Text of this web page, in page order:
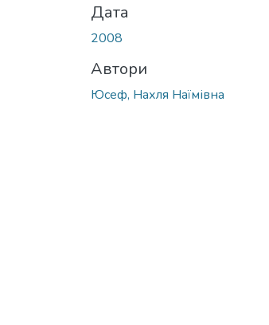
Дата
2008
Автори
Юсеф, Нахля Наїмівна